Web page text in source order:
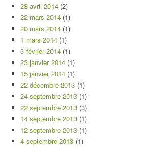
28 avril 2014 (2)
22 mars 2014 (1)
20 mars 2014 (1)
1 mars 2014 (1)
3 février 2014 (1)
23 janvier 2014 (1)
15 janvier 2014 (1)
22 décembre 2013 (1)
24 septembre 2013 (1)
22 septembre 2013 (3)
14 septembre 2013 (1)
12 septembre 2013 (1)
4 septembre 2013 (1)